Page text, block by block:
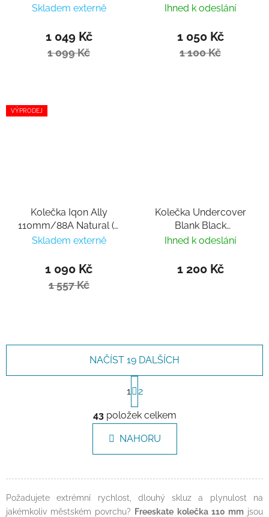
(3ks + 6ks Titen Abec 9)
Skladem externě
1 049 Kč
1 099 Kč
Ihned k odeslání
1 050 Kč
1 100 Kč
VÝPRODEJ
Kolečka Iqon Ally
110mm/88A Natural (3
ks)
Skladem externě
1 090 Kč
1 557 Kč
Kolečka Undercover
Blank Black
110mm/85A (2ks)
Ihned k odeslání
1 200 Kč
Ovládací prvky výpisu
NAČÍST 19 DALŠÍCH
Stránkování
1 2
43položek celkem
NAHORU
Požadujete extrémní rychlost, dlouhý skluz a plynulost na
jakémkoliv městském povrchu?
Freeskate kolečka 110 mmjsou